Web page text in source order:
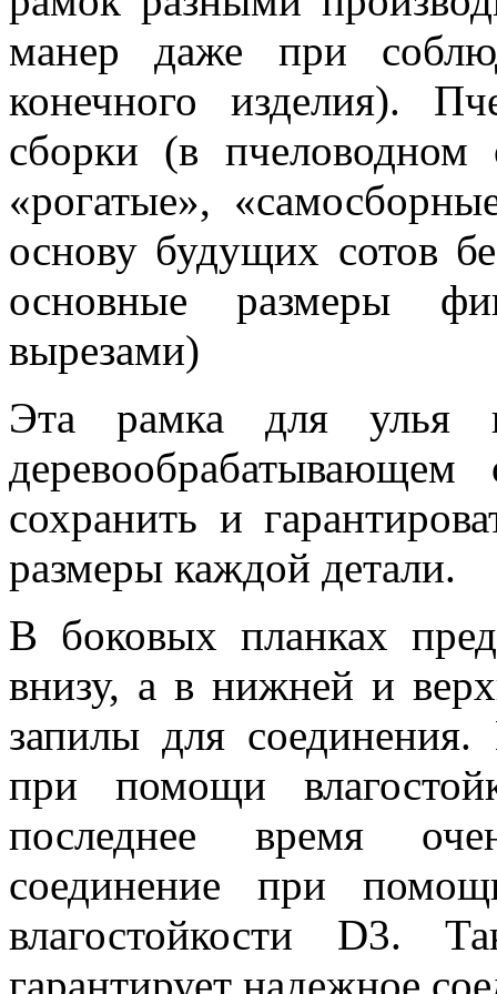
манер даже при
конечного изделия).
сборки (в пчеловодном
«рогатые»,
основу будущих сотов
основные размеры
вырезами)
Эта рамка для улья
деревообрабатывающем
сохранить и
размеры каждой детали.
В боковых планках
внизу, а в нижней и
запилы для
при помощи
последнее время
соединение при
влагостойкости D3.